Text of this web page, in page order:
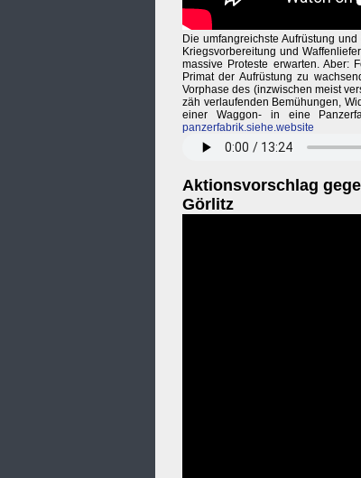
Die umfangreichste Aufrüstung
Kriegsvorbereitung und
massive Proteste erwarten. Aber:
Primat der Aufrüstung zu
Vorphase des (inzwischen meist
zäh verlaufenden Bemühungen,
einer Waggon- in eine
panzerfabrik.siehe.website
Aktionsvorschlag
Görlitz